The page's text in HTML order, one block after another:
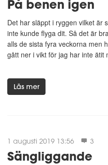
På benen igen
Det har släppt i ryggen vilket är
inte kunde flyga dit. Så det är
alls de sista fyra veckorna men
gått ner i vikt för jag har inte ätit
Läs mer
1 augusti 2019 13:56 3
Sängliggande